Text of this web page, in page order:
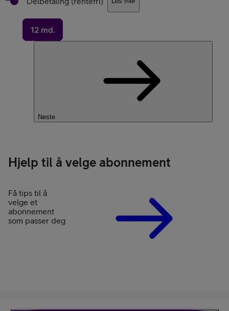
12 md.
Neste
Hjelp til å velge abonnement
Få tips til å
velge et
abonnement
som passer deg